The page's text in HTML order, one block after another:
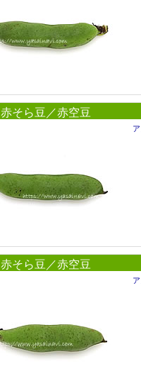
赤そら豆／赤空豆
赤そら豆／赤空豆